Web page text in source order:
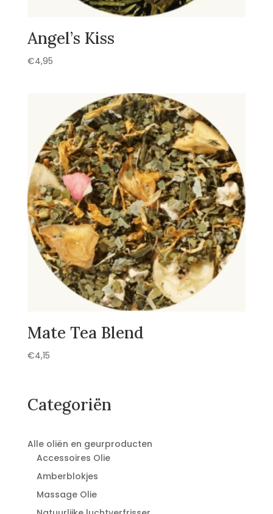
Angel’s Kiss
€4,95
Mate Tea Blend
€4,15
Categoriën
Alle oliën en geurproducten
Accessoires Olie
Amberblokjes
Massage Olie